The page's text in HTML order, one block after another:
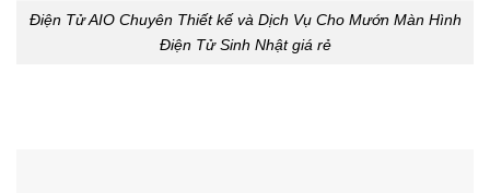
Điện Tử AIO Chuyên Thiết kế và Dịch Vụ Cho Mướn Màn Hình
Điện Tử Sinh Nhật giá rẻ